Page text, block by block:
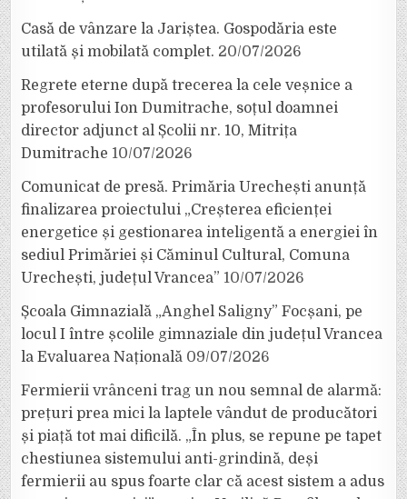
Casă de vânzare la Jariștea. Gospodăria este
utilată și mobilată complet. 20/07/2026
Regrete eterne după trecerea la cele veșnice a
profesorului Ion Dumitrache, soțul doamnei
director adjunct al Școlii nr. 10, Mitrița
Dumitrache 10/07/2026
Comunicat de presă. Primăria Urechești anunță
finalizarea proiectului „Creșterea eficienței
energetice și gestionarea inteligentă a energiei în
sediul Primăriei și Căminul Cultural, Comuna
Urechești, județul Vrancea” 10/07/2026
Școala Gimnazială „Anghel Saligny” Focșani, pe
locul I între școlile gimnaziale din județul Vrancea
la Evaluarea Națională 09/07/2026
Fermierii vrânceni trag un nou semnal de alarmă:
prețuri prea mici la laptele vândut de producători
și piață tot mai dificilă. „În plus, se repune pe tapet
chestiunea sistemului anti-grindină, deși
fermierii au spus foarte clar că acest sistem a adus